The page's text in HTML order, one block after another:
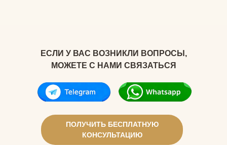
ЕСЛИ У ВАС ВОЗНИКЛИ ВОПРОСЫ,
МОЖЕТЕ С НАМИ СВЯЗАТЬСЯ
ПОЛУЧИТЬ БЕСПЛАТНУЮ
КОНСУЛЬТАЦИЮ